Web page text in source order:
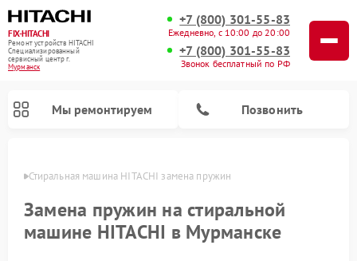
FIX-HITACHI
Ремонт устройств HITACHI
Специализированный
cервисный центр г.
Мурманск
+7 (800) 301-55-83
Ежедневно, с 10:00 до 20:00
+7 (800) 301-55-83
Звонок бесплатный по РФ
Мы ремонтируем Позвонить
Стиральная машина HITACHI замена пружин
Замена пружин на стиральной
машине HITACHI в Мурманске